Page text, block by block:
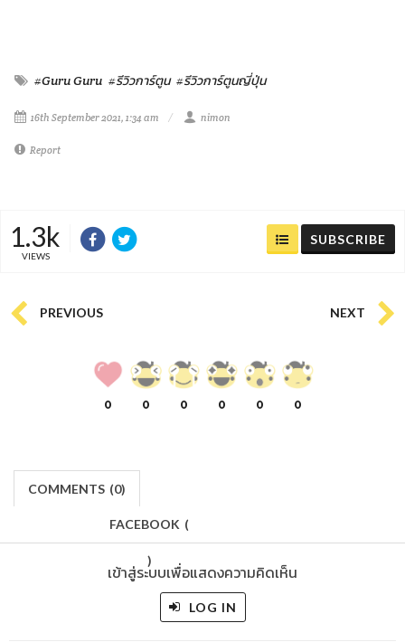
#Guru Guru #รีวิวการ์ตูน #รีวิวการ์ตูนญี่ปุ่น
16th September 2021, 1:34 am nimon
Report
1.3k
VIEWS
SUBSCRIBE
PREVIOUS NEXT
0 0 0 0 0 0
COMMENTS (0)
FACEBOOK (
)
เข้าสู่ระบบเพื่อแสดงความคิดเห็น
LOG IN